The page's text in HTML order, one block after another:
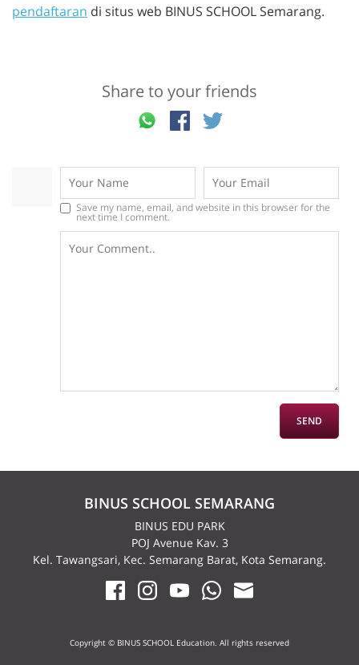
pendaftaran di situs web BINUS SCHOOL Semarang.
Share to your friends
Save my name, email, and website in this browser for the
next time I comment.
BINUS SCHOOL SEMARANG
BINUS EDU PARK
POJ Avenue Kav. 3
Kel. Tawangsari, Kec. Semarang Barat, Kota Semarang.
Copyright © BINUS SCHOOL Education. All rights reserved